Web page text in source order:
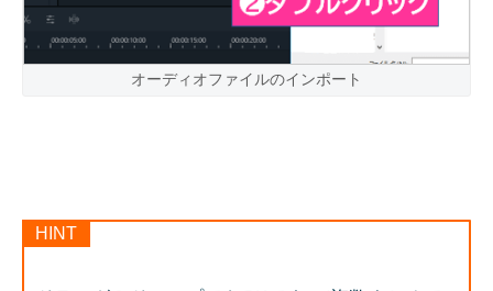
オーディオファイルのインポート
HINT